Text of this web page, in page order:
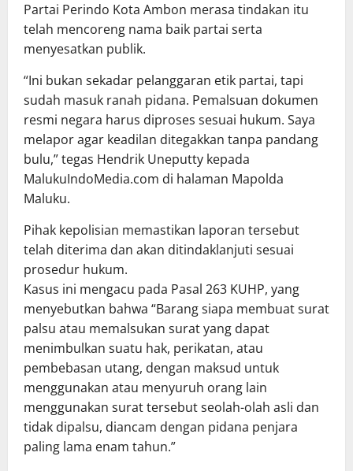
Partai Perindo Kota Ambon merasa tindakan itu
telah mencoreng nama baik partai serta
menyesatkan publik.
“Ini bukan sekadar pelanggaran etik partai, tapi
sudah masuk ranah pidana. Pemalsuan dokumen
resmi negara harus diproses sesuai hukum. Saya
melapor agar keadilan ditegakkan tanpa pandang
bulu,” tegas Hendrik Uneputty kepada
MalukuIndoMedia.com di halaman Mapolda
Maluku.
Pihak kepolisian memastikan laporan tersebut
telah diterima dan akan ditindaklanjuti sesuai
prosedur hukum.
Kasus ini mengacu pada Pasal 263 KUHP, yang
menyebutkan bahwa “Barang siapa membuat surat
palsu atau memalsukan surat yang dapat
menimbulkan suatu hak, perikatan, atau
pembebasan utang, dengan maksud untuk
menggunakan atau menyuruh orang lain
menggunakan surat tersebut seolah-olah asli dan
tidak dipalsu, diancam dengan pidana penjara
paling lama enam tahun.”